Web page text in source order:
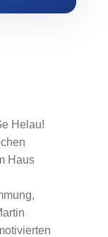
Helau!
Haus